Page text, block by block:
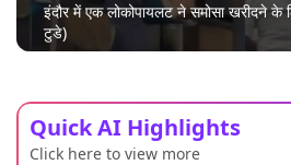
इंदौर में एक लोकोपायलट ने समोसा खरीदने के
टुडे)
Quick AI Highlights
Click here to view more